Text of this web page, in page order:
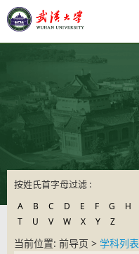
按姓氏首字母过滤 :
A B C D E F G H
T
U V W X Y Z
当前位置: 前导页 > 学科列表